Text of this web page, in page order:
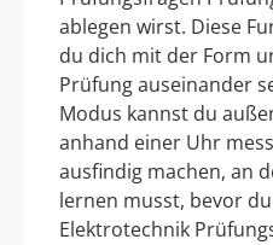
ablegen wirst. Diese
du dich mit der Form
Prüfung auseinander
Modus kannst du
anhand einer Uhr
ausfindig machen, an
lernen musst, bevor
Elektrotechnik